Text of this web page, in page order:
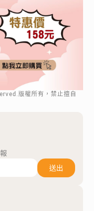
版權所有，禁止擅自
送出